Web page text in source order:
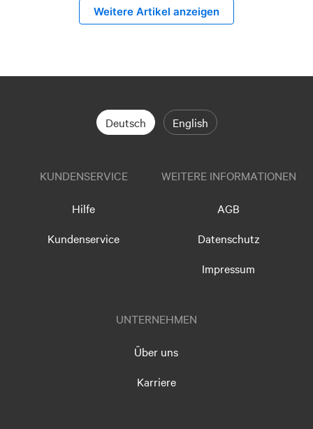
Weitere Artikel anzeigen
Deutsch English
KUNDENSERVICE
Hilfe
Kundenservice
WEITERE INFORMATIONEN
AGB
Datenschutz
Impressum
UNTERNEHMEN
Über uns
Karriere